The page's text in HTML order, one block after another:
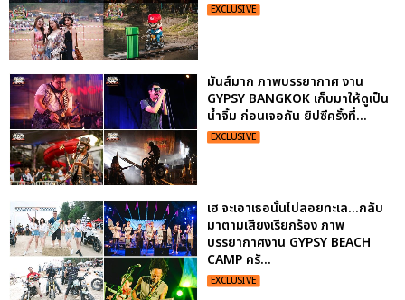
EXCLUSIVE
มันส์มาก ภาพบรรยากาศ งาน
GYPSY BANGKOK เก็บมาให้ดูเป็น
น้ำจิ้ม ก่อนเจอกัน ยิปซีครั้งที่...
EXCLUSIVE
เฮ จะเอาเธอนั้นไปลอยทะเล...กลับ
มาตามเสียงเรียกร้อง ภาพ
บรรยากาศงาน GYPSY BEACH
CAMP ครั...
EXCLUSIVE